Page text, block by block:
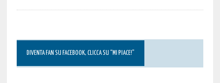
DIVENTA FAN SU FACEBOOK, CLICCA SU “MI PIACE!”